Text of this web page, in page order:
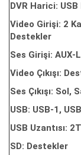
DVR Harici: USB
Video Girişi: 2
Destekler
Ses Girişi: AUX-
Video Çıkışı:
Ses Çıkışı: Sol,
USB: USB-1,
USB Uzantısı:
SD: Destekler